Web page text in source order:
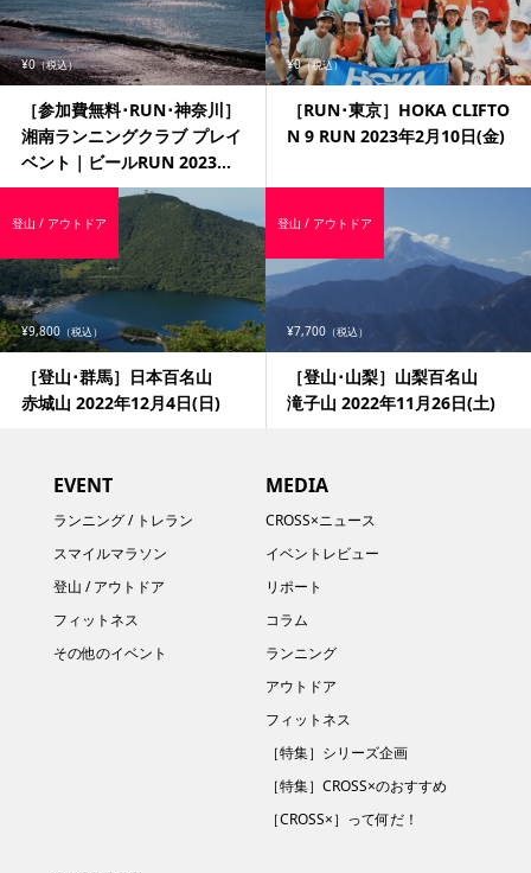
¥0（税込）
［参加費無料･RUN･神奈川］
湘南ランニングクラブ プレイ
ベント｜ビールRUN 2023...
¥0（税込）
［RUN･東京］HOKA CLIFTO
N 9 RUN 2023年2月10日(金)
¥9,800 （税込）
［登山･群馬］日本百名山
赤城山 2022年12月4日(日)
登山 / アウトドア
¥7,700 （税込）
［登山･山梨］山梨百名山
滝子山 2022年11月26日(土)
登山 / アウトドア
EVENT
ランニング / トレラン
スマイルマラソン
登山 / アウトドア
フィットネス
その他のイベント
MEDIA
CROSS×ニュース
イベントレビュー
リポート
コラム
ランニング
アウトドア
フィットネス
［特集］シリーズ企画
［特集］CROSS×のおすすめ
［CROSS×］って何だ！